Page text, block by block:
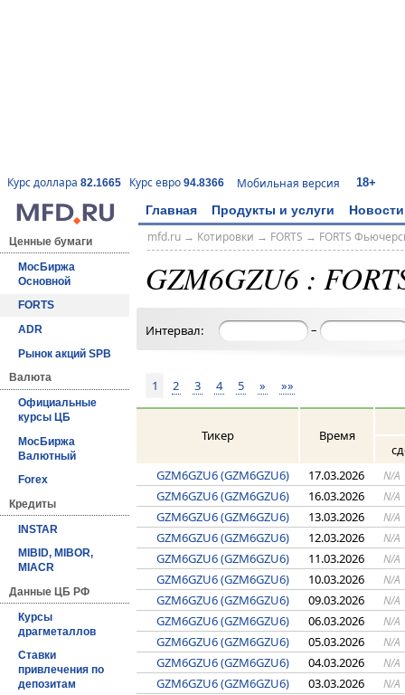
Курс доллара 82.1665 Курс евро 94.8366 Мобильная версия 18+
Главная Продукты и услуги Новости
Ценные бумаги
МосБиржа
Основной
FORTS
ADR
Рынок акций SPB
Валюта
Официальные
курсы ЦБ
МосБиржа
Валютный
Forex
Кредиты
INSTAR
MIBID, MIBOR,
MIACR
Данные ЦБ РФ
Курсы
драгметаллов
Ставки
привлечения по
депозитам
mfd.ru→ Котировки → FORTS → FORTS
GZM6GZU6 :
Интервал: –
1 2 3 4 5 » »»
Тикер
Время
GZM6GZU6 (GZM6GZU6)
17.03.2026 N/A
GZM6GZU6 (GZM6GZU6) 16.03.2026 N/A
GZM6GZU6 (GZM6GZU6) 13.03.2026 N/A
GZM6GZU6 (GZM6GZU6) 12.03.2026 N/A
GZM6GZU6 (GZM6GZU6) 11.03.2026 N/A
GZM6GZU6 (GZM6GZU6) 10.03.2026 N/A
GZM6GZU6 (GZM6GZU6) 09.03.2026 N/A
GZM6GZU6 (GZM6GZU6) 06.03.2026 N/A
GZM6GZU6 (GZM6GZU6) 05.03.2026 N/A
GZM6GZU6 (GZM6GZU6) 04.03.2026 N/A
GZM6GZU6 (GZM6GZU6) 03.03.2026 N/A